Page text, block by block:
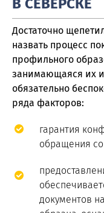
В СЕВЕРСКЕ
Достаточно
назвать процесс
профильного
занимающаяся их
обязательно
ряда факторов:
гарантия
обращения
документов